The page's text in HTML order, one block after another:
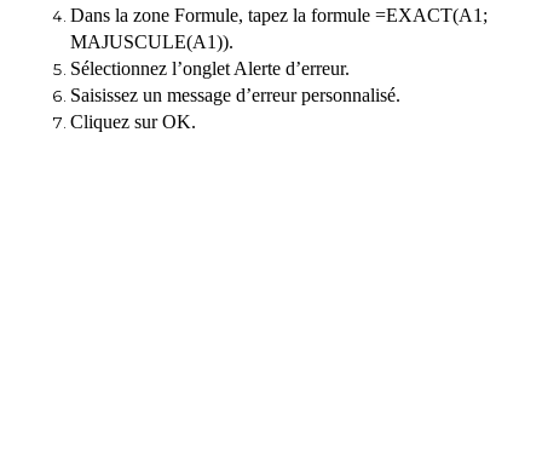
Dans la zone Formule, tapez la formule =EXACT(A1;
MAJUSCULE(A1)).
Sélectionnez l’onglet Alerte d’erreur.
Saisissez un message d’erreur personnalisé.
Cliquez sur OK.